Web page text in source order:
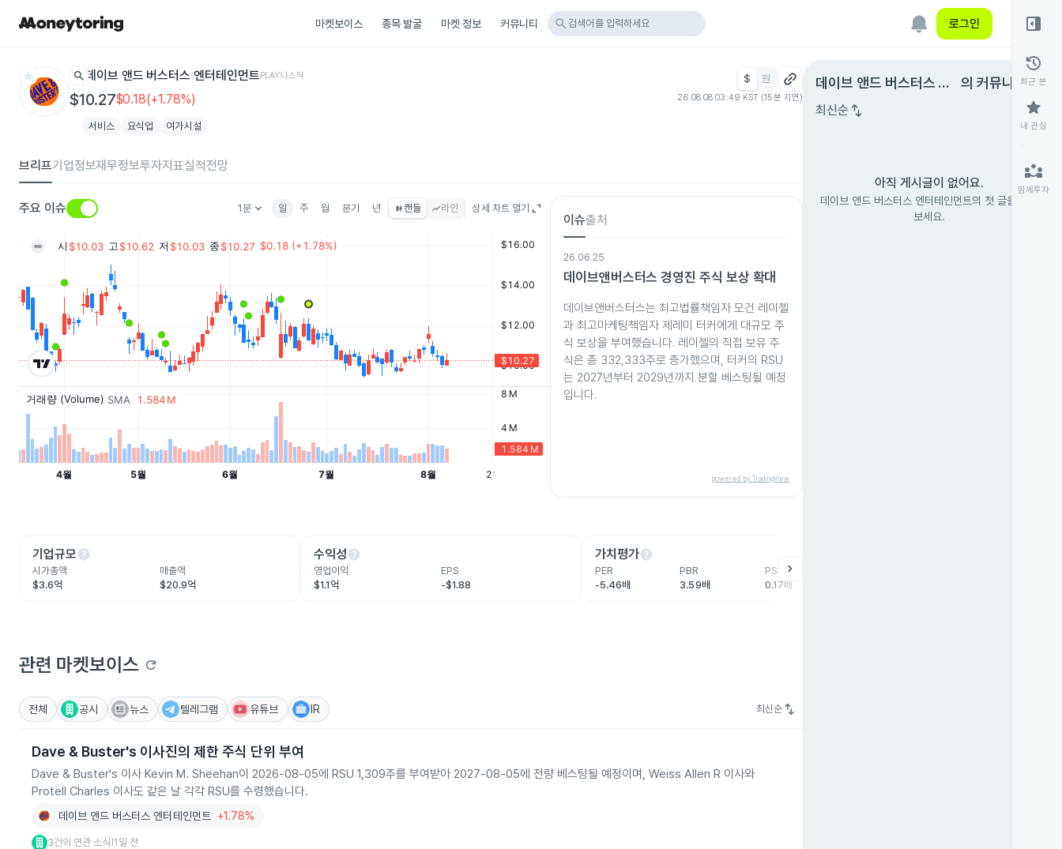
마켓보이스 종목 발굴 마켓 정보 커뮤니티 search 검색어를 입력하세요 로그인
star search 데이브 앤드 버스터스 엔터테인먼트PLAY나스닥
$10.27$0.18(+1.78%)
$ 원
26.08.08 03:49 KST (15분 지연)
서비스 요식업 여가시설
브리프기업정보재무정보투자지표실적전망
주요 이슈 1분keyboard_arrow_down 일 주 월 분기 년 캔들 라인 상세 차트 열기
이슈출처
26.06.25
데이브앤버스터스 경영진 주식 보상 확대
데이브앤버스터스는 최고법률책임자 모건 레이첼
과 최고마케팅책임자 제레미 터커에게 대규모 주
식 보상을 부여했습니다. 레이첼의 직접 보유 주
식은 총 332,333주로 증가했으며, 터커의 RSU
는 2027년부터 2029년까지 분할 베스팅될 예정
입니다.
powered by TradingView
기업규모help
시가총액
$3.6억
매출액
$20.9억
수익성help
영업이익
$1.1억
EPS
-$1.88
가치평가help
PER
-5.46배
PBR
3.59배
PSR
0.17배
chevron_right
관련 마켓보이스 refresh
전체 공시 뉴스 텔레그램 유튜브 IR 최신순 swap_vert
Dave & Buster's 이사진의 제한 주식 단위 부여
Dave & Buster's 이사 Kevin M. Sheehan이 2026-08-05에 RSU 1,309주를 부여받아 2027-08-05에 전량 베스팅될 예정이며, Weiss Allen R 이사와
Protell Charles 이사도 같은 날 각각 RSU를 수령했습니다.
데이브 앤드 버스터스 엔터테인먼트 +1.78%
3건의 연관 소식 1일 전
데이브 앤드 버스터스 엔
터테인먼트
의 커뮤니티expand_circle_right
최신순 swap_vert
아직 게시글이 없어요.
데이브 앤드 버스터스 엔터테인먼트의 첫 글을 남겨
보세요.
right_panel_open
history
최근 본
star
내 관심
partner_exchange
함께투자